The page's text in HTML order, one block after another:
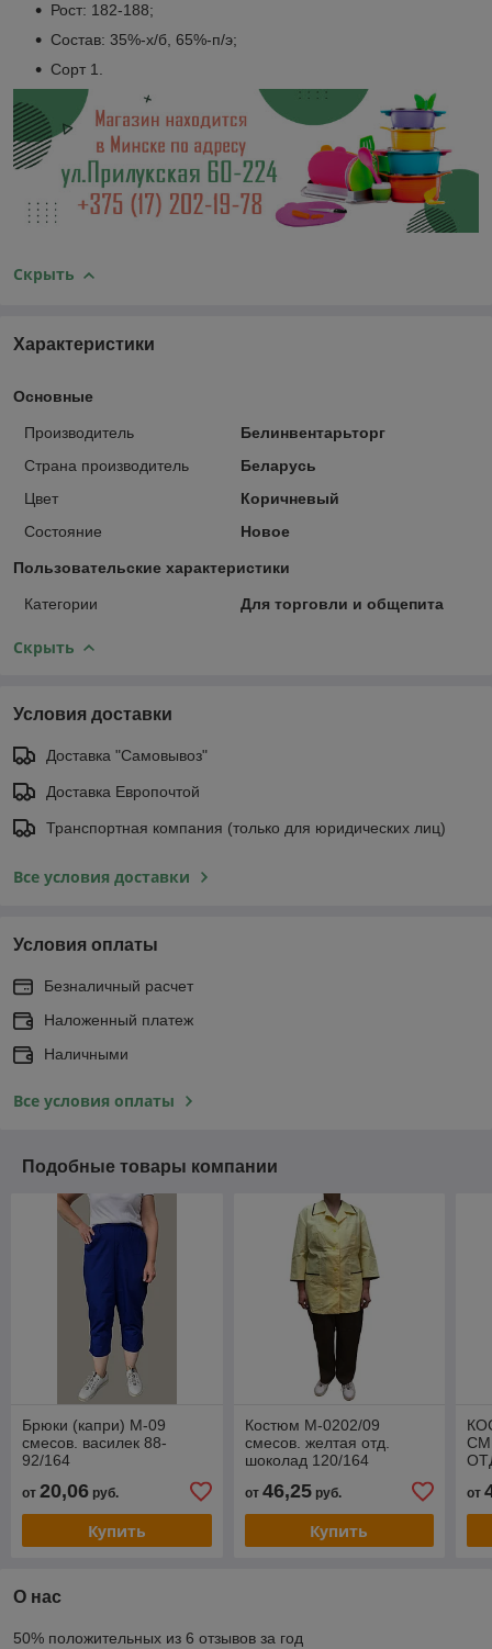
Рост: 182-188;
Состав: 35%-х/б, 65%-п/э;
Сорт 1.
Скрыть
Характеристики
Основные
Производитель
Белинвентарьторг
Страна производитель
Беларусь
Цвет
Коричневый
Состояние
Новое
Пользовательские характеристики
Категории Для торговли и общепита
Скрыть
Условия доставки
Доставка "Самовывоз"
Доставка Европочтой
Транспортная компания (только для юридических лиц)
Все условия доставки
Условия оплаты
Безналичный расчет
Наложенный платеж
Наличными
Все условия оплаты
Подобные товары компании
Брюки (капри) М-09
смесов. василек 88-
92/164
от 20,06 руб.
Купить
Костюм М-0202/09
смесов. желтая отд.
шоколад 120/164
от 46,25руб.
Купить
от
О нас
50% положительных из 6 отзывов за год